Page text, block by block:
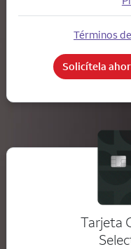
Términos
Solicítela
Tarjeta